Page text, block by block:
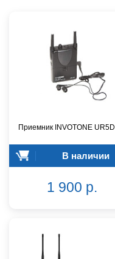
Приемник INVOTONE UR5D
В наличии
1 900 р.